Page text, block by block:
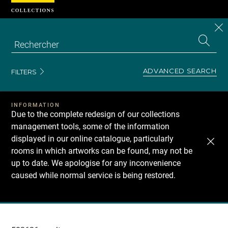
FILTERS ADVANCED SEARCH
INFORMATION
Due to the complete redesign of our collections
management tools, some of the information
displayed in our online catalogue, particularly
rooms in which artworks can be found, may not be
up to date. We apologise for any inconvenience
caused while normal service is being restored.
Recherche
Cookies management panel